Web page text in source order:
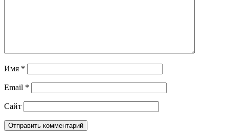
Имя *
Email *
Сайт